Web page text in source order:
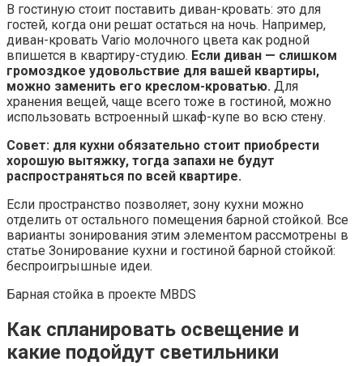
В гостиную стоит поставить диван-кровать: это для
гостей, когда они решат остаться на ночь. Например,
диван-кровать Vario молочного цвета как родной
впишется в квартиру-студию. Если диван — слишком
громоздкое удовольствие для вашей квартиры,
можно заменить его креслом-кроватью. Для
хранения вещей, чаще всего тоже в гостиной, можно
использовать встроенный шкаф-купе во всю стену.
Совет: для кухни обязательно стоит приобрести
хорошую вытяжку, тогда запахи не будут
распространяться по всей квартире.
Если пространство позволяет, зону кухни можно
отделить от остального помещения барной стойкой. Все
варианты зонирования этим элементом рассмотрены в
статье Зонирование кухни и гостиной барной стойкой:
беспроигрышные идеи.
Барная стойка в проекте MBDS
Как спланировать освещение и
какие подойдут светильники